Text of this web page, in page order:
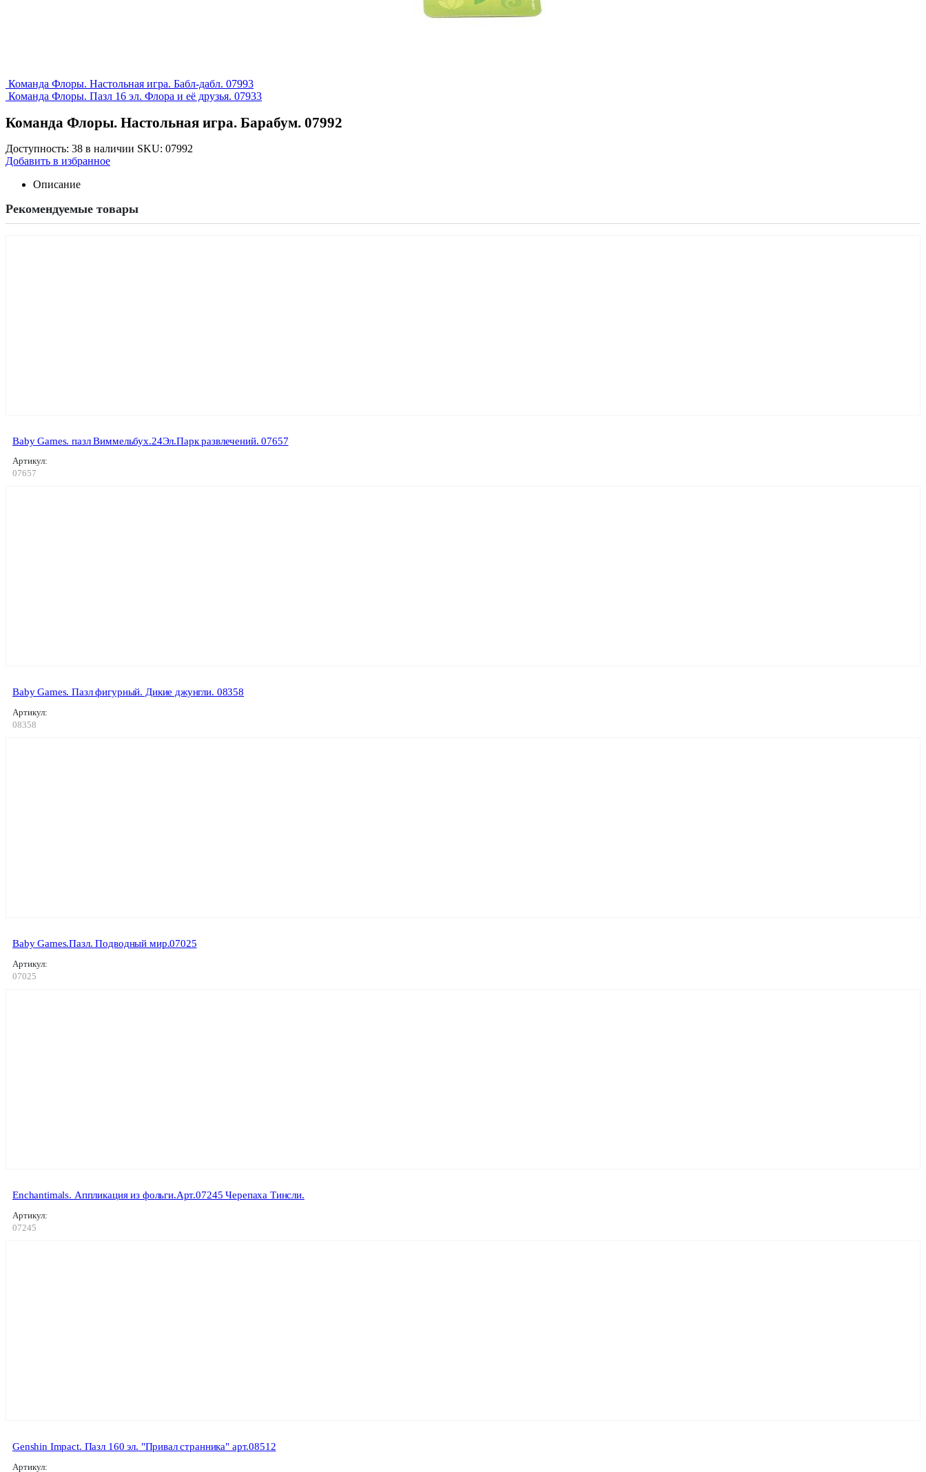
Команда Флоры. Настольная игра. Бабл-дабл. 07993
Команда Флоры. Пазл 16 эл. Флора и её друзья. 07933
Команда Флоры. Настольная игра. Барабум. 07992
Доступность: 38 в наличии SKU: 07992
Добавить в избранное
Описание
Рекомендуемые товары
Baby Games. пазл Виммельбух.24Эл.Парк развлечений. 07657
Артикул:
07657
Baby Games. Пазл фигурный. Дикие джунгли. 08358
Артикул:
08358
Baby Games.Пазл. Подводный мир.07025
Артикул:
07025
Enchantimals. Аппликация из фольги.Арт.07245 Черепаха Тинсли.
Артикул:
07245
Genshin Impact. Пазл 160 эл. "Привал странника" арт.08512
Артикул: